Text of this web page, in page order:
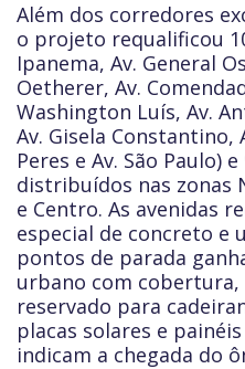
Além dos corredores
o projeto requalificou
Ipanema, Av. General
Oetherer, Av.
Washington Luís, Av.
Av. Gisela Constantino,
Peres e Av. São Paulo)
distribuídos nas zonas
e Centro. As avenidas
especial de concreto e
pontos de parada
urbano com cobertura,
reservado para
placas solares e
indicam a chegada do